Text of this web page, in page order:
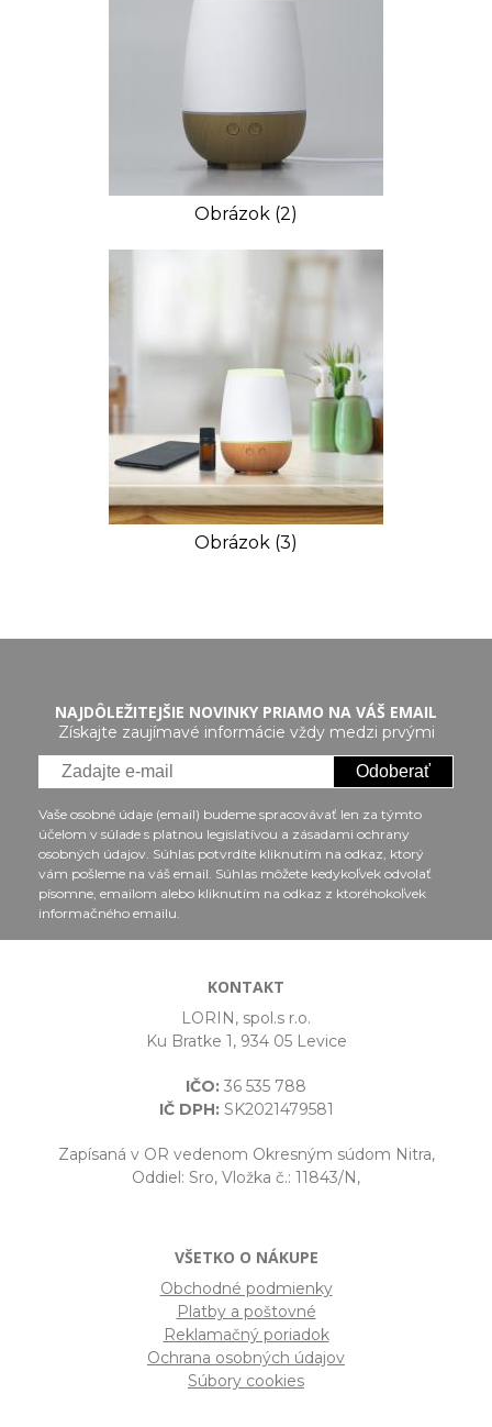
Obrázok (2)
Obrázok (3)
NAJDÔLEŽITEJŠIE NOVINKY PRIAMO NA VÁŠ EMAIL
Získajte zaujímavé informácie vždy medzi prvými
Odoberať
Vaše osobné údaje (email) budeme spracovávať len za týmto
účelom v súlade s platnou legislatívou a zásadami ochrany
osobných údajov. Súhlas potvrdíte kliknutím na odkaz, ktorý
vám pošleme na váš email. Súhlas môžete kedykoľvek odvolať
písomne, emailom alebo kliknutím na odkaz z ktoréhokoľvek
informačného emailu.
KONTAKT
LORIN, spol.s r.o.
Ku Bratke 1, 934 05 Levice
IČO: 36 535 788
IČ DPH:SK2021479581
Zapísaná v OR vedenom Okresným súdom Nitra,
Oddiel: Sro, Vložka č.: 11843/N,
VŠETKO O NÁKUPE
Obchodné podmienky
Platby a poštovné
Reklamačný poriadok
Ochrana osobných údajov
Súbory cookies